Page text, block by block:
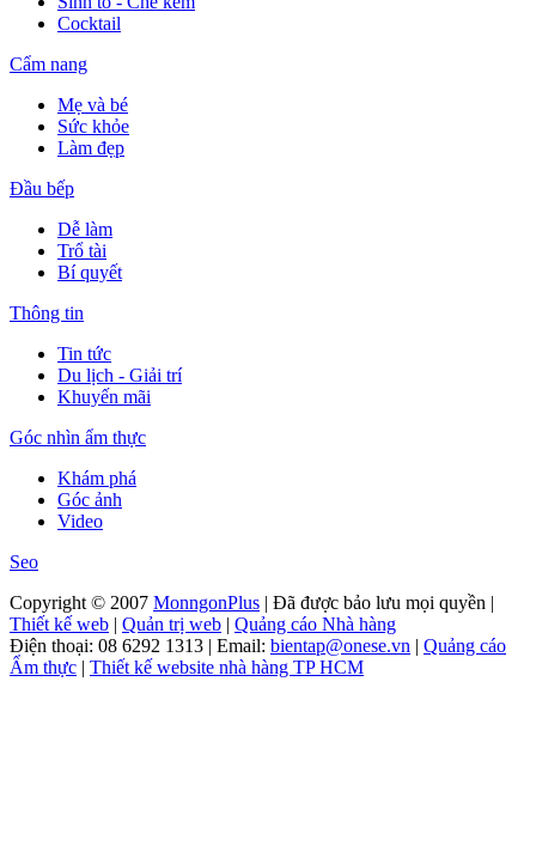
Cocktail
Cẩm nang
Mẹ và bé
Sức khỏe
Làm đẹp
Đầu bếp
Dễ làm
Trổ tài
Bí quyết
Thông tin
Tin tức
Du lịch - Giải trí
Khuyến mãi
Góc nhìn ẩm thực
Khám phá
Góc ảnh
Video
Seo
Copyright © 2007 MonngonPlus | Đã được bảo lưu mọi quyền |
Thiết kế web | Quản trị web | Quảng cáo Nhà hàng
Điện thoại: 08 6292 1313 | Email: bientap@onese.vn | Quảng cáo
Ẩm thực | Thiết kế website nhà hàng TP HCM